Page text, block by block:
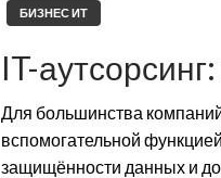
БИЗНЕС ИТ
IT-
Для большинства
вспомогательной
защищённости данных и